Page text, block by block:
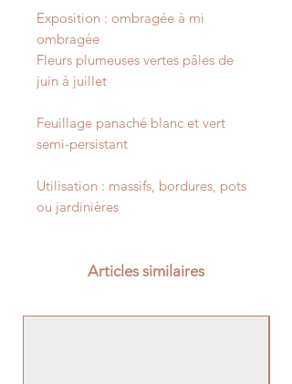
Exposition : ombragée à mi
ombragée
Fleurs plumeuses vertes pâles de
juin à juillet
Feuillage panaché blanc et vert
semi-persistant
Utilisation : massifs, bordures, pots
ou jardinières
Articles similaires